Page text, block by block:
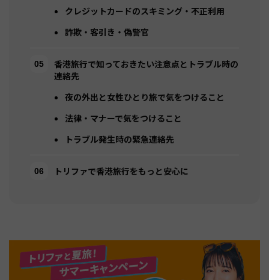
クレジットカードのスキミング・不正利用
詐欺・客引き・偽警官
香港旅行で知っておきたい注意点とトラブル時の
連絡先
夜の外出と女性ひとり旅で気をつけること
法律・マナーで気をつけること
トラブル発生時の緊急連絡先
トリファで香港旅行をもっと安心に